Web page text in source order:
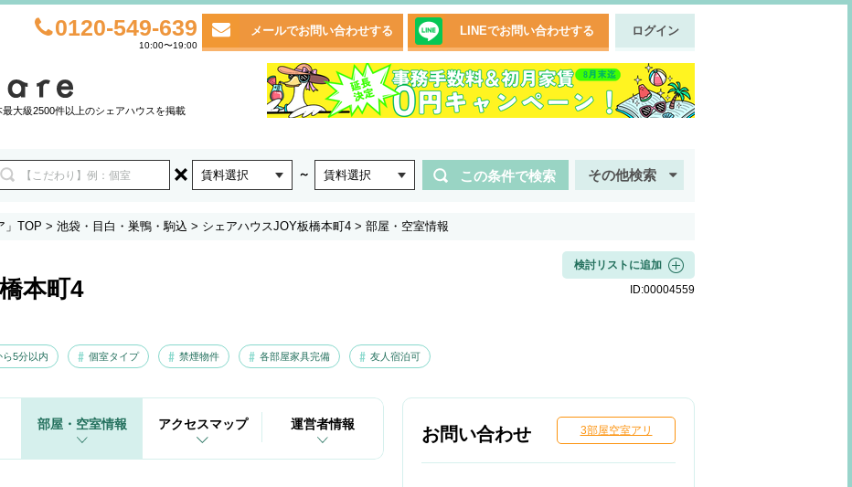
0120-549-639
10:00〜19:00
メールでお問い合わせする LINEでお問い合わせする ログイン
大級2500件以上のシェアハウスを掲載
賃料選択 ～ 賃料選択 この条件で検索 その他検索
」TOP > 池袋・目白・巣鴨・駒込 > シェアハウスJOY板橋本町4 > 部屋・空室情報
本町4
ら5分以内 個室タイプ 禁煙物件 各部屋家具完備 友人宿泊可
検討リストに追加
ID:00004559
部屋・空室情報 アクセスマップ 運営者情報 お問い合わせ 3部屋空室アリ